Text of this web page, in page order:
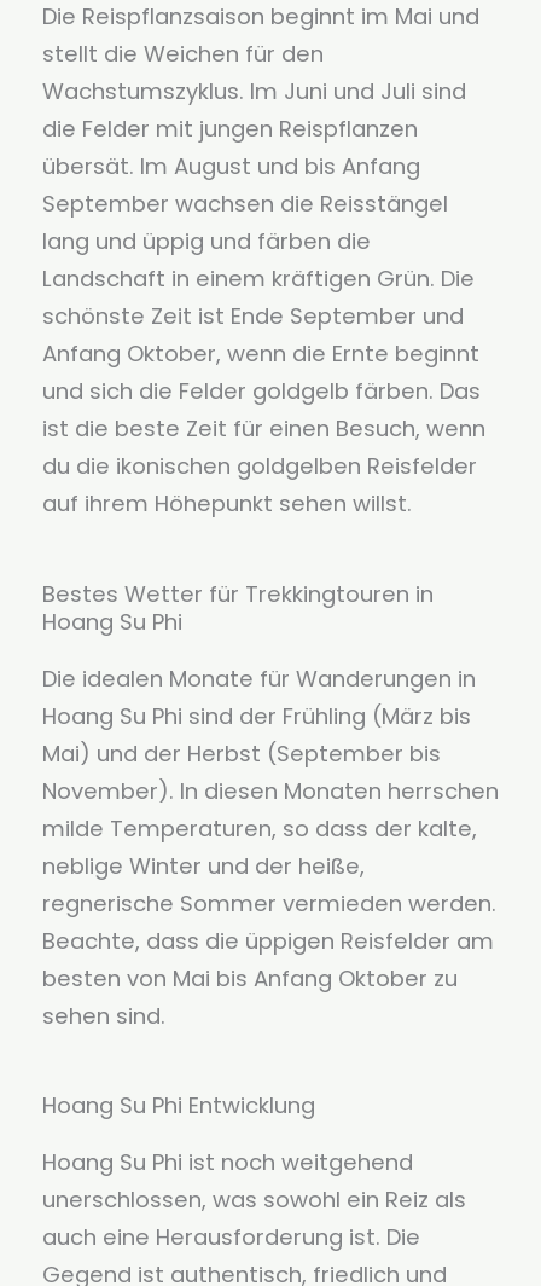
Die Reispflanzsaison beginnt im Mai und
stellt die Weichen für den
Wachstumszyklus. Im Juni und Juli sind
die Felder mit jungen Reispflanzen
übersät. Im August und bis Anfang
September wachsen die Reisstängel
lang und üppig und färben die
Landschaft in einem kräftigen Grün. Die
schönste Zeit ist Ende September und
Anfang Oktober, wenn die Ernte beginnt
und sich die Felder goldgelb färben. Das
ist die beste Zeit für einen Besuch, wenn
du die ikonischen goldgelben Reisfelder
auf ihrem Höhepunkt sehen willst.
Bestes Wetter für Trekkingtouren in
Hoang Su Phi
Die idealen Monate für Wanderungen in
Hoang Su Phi sind der Frühling (März bis
Mai) und der Herbst (September bis
November). In diesen Monaten herrschen
milde Temperaturen, so dass der kalte,
neblige Winter und der heiße,
regnerische Sommer vermieden werden.
Beachte, dass die üppigen Reisfelder am
besten von Mai bis Anfang Oktober zu
sehen sind.
Hoang Su Phi Entwicklung
Hoang Su Phi ist noch weitgehend
unerschlossen, was sowohl ein Reiz als
auch eine Herausforderung ist. Die
Gegend ist authentisch, friedlich und